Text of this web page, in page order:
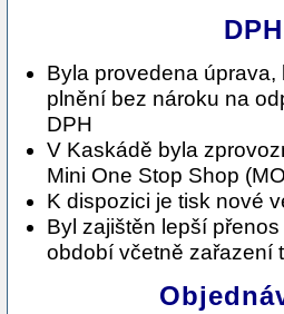
Byla provedena
plnění bez nároku na
DPH
V Kaskádě byla
Mini One Stop Shop
K dispozici je tisk nové
Byl zajištěn lepší
období včetně zařazení